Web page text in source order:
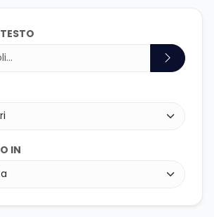
IN